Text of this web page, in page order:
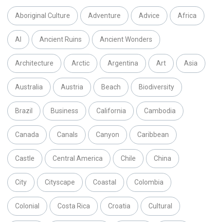
Aboriginal Culture Adventure Advice Africa
AI Ancient Ruins Ancient Wonders
Architecture Arctic Argentina Art Asia
Australia Austria Beach Biodiversity
Brazil Business California Cambodia
Canada Canals Canyon Caribbean
Castle Central America Chile China
City Cityscape Coastal Colombia
Colonial Costa Rica Croatia Cultural